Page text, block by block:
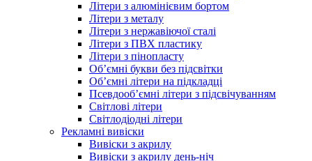
Літери з алюмінієвим бортом
Літери з металу
Літери з нержавіючої сталі
Літери з ПВХ пластику
Літери з пінопласту
Об’ємні букви без підсвітки
Об’ємні літери на підкладці
Псевдооб’ємні літери з підсвічуванням
Світлові літери
Світлодіодні літери
Рекламні вивіски
Вивіски з акрилу
Вивіски з акрилу день-ніч